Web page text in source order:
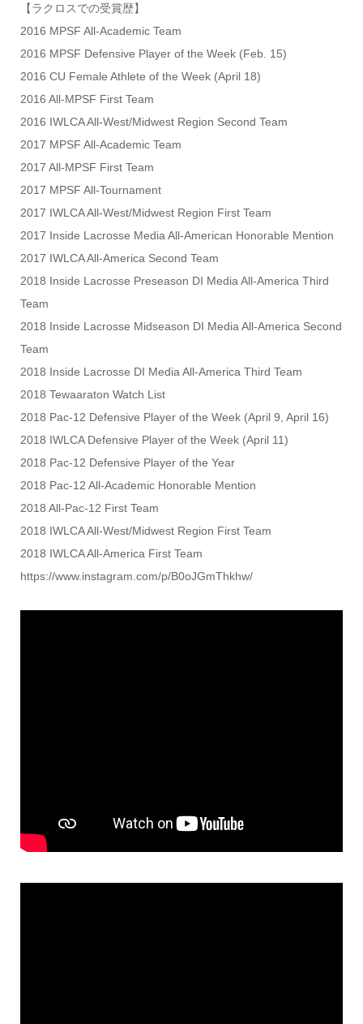
【ラクロスでの受賞歴】
2016 MPSF All-Academic Team
2016 MPSF Defensive Player of the Week (Feb. 15)
2016 CU Female Athlete of the Week (April 18)
2016 All-MPSF First Team
2016 IWLCA All-West/Midwest Region Second Team
2017 MPSF All-Academic Team
2017 All-MPSF First Team
2017 MPSF All-Tournament
2017 IWLCA All-West/Midwest Region First Team
2017 Inside Lacrosse Media All-American Honorable Mention
2017 IWLCA All-America Second Team
2018 Inside Lacrosse Preseason DI Media All-America Third
Team
2018 Inside Lacrosse Midseason DI Media All-America Second
Team
2018 Inside Lacrosse DI Media All-America Third Team
2018 Tewaaraton Watch List
2018 Pac-12 Defensive Player of the Week (April 9, April 16)
2018 IWLCA Defensive Player of the Week (April 11)
2018 Pac-12 Defensive Player of the Year
2018 Pac-12 All-Academic Honorable Mention
2018 All-Pac-12 First Team
2018 IWLCA All-West/Midwest Region First Team
2018 IWLCA All-America First Team
https://www.instagram.com/p/B0oJGmThkhw/